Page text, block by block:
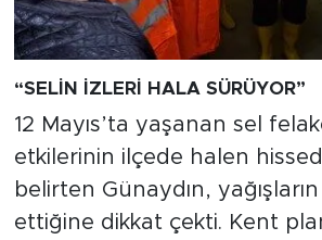
“SELİN İZLERİ HALA SÜRÜYOR”
12 Mayıs’ta yaşanan sel
etkilerinin ilçede halen
belirten Günaydın,
ettiğine dikkat çekti. Kent